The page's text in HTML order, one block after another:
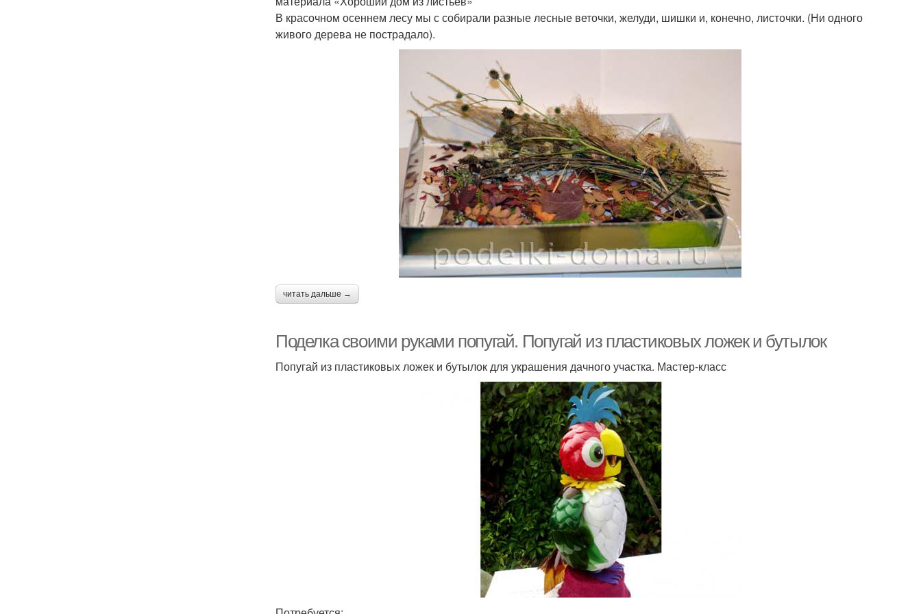
В красочном осеннем лесу мы с собирали разные лесные веточки, желуди, шишки и, конечно, листочки. (Ни одного
живого дерева не пострадало).
читать дальше →
Поделка своими руками попугай. Попугай из пластиковых ложек и бутылок
Попугай из пластиковых ложек и бутылок для украшения дачного участка. Мастер-класс